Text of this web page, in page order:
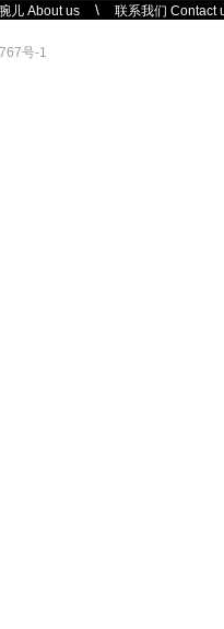
儿 About us \ 联系我们 Contact
号-1